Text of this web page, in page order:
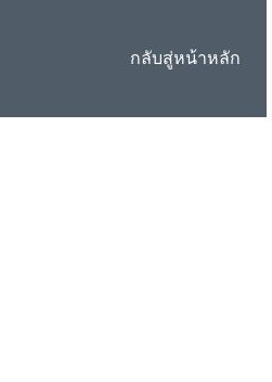
กลับสู่หน้าหลัก